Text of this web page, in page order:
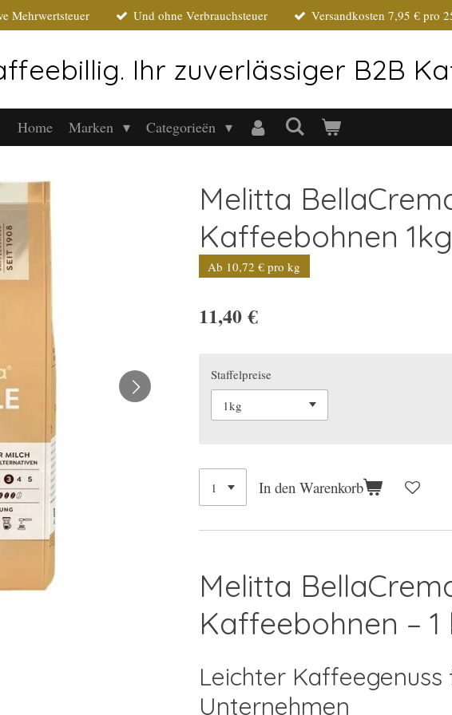
Mehrwertsteuer Und ohne Verbrauchsteuer Versandkosten 7,95 € pro
Ihr zuverlässiger B2B
Home Marken Categorieën
Melitta
Kaffeebohnen 1kg
Ab 10,72 € pro kg
11,40 €
Staffelpreise
In den Warenkorb
Melitta
Kaffeebohnen – 1
Leichter Kaffeegenuss
Unternehmen